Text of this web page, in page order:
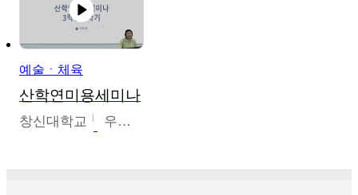
예술ㆍ체육
산학연미용세미나
창신대학교 우미옥,오윤경,박선이